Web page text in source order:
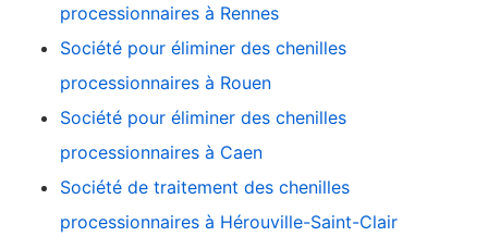
processionnaires à Rennes
Société pour éliminer des chenilles
processionnaires à Rouen
Société pour éliminer des chenilles
processionnaires à Caen
Société de traitement des chenilles
processionnaires à Hérouville-Saint-Clair